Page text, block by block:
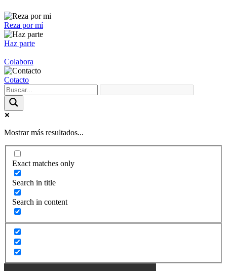
Reza por mí
Haz parte
Colabora
Cotacto
Mostrar más resultados...
Exact matches only
Search in title
Search in content